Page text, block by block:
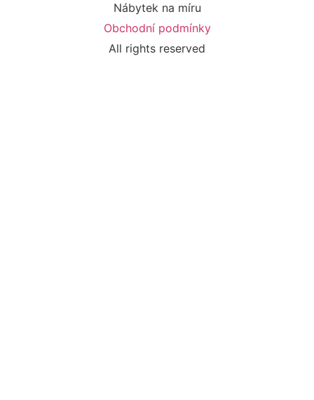
Nábytek na míru
Obchodní podmínky
All rights reserved